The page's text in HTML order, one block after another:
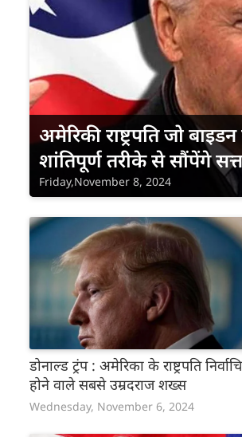
अमेरिकी राष्ट्रपति जो
शांतिपूर्ण तरीके से सौंपेंगे
Friday,November 8, 2024
डोनाल्ड ट्रंप : अमेरिका के राष्ट्रपति
होने वाले सबसे उम्रदराज शख्स
Wednesday, November 6, 2024